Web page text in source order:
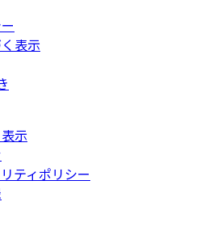
表示
示
ティポリシー